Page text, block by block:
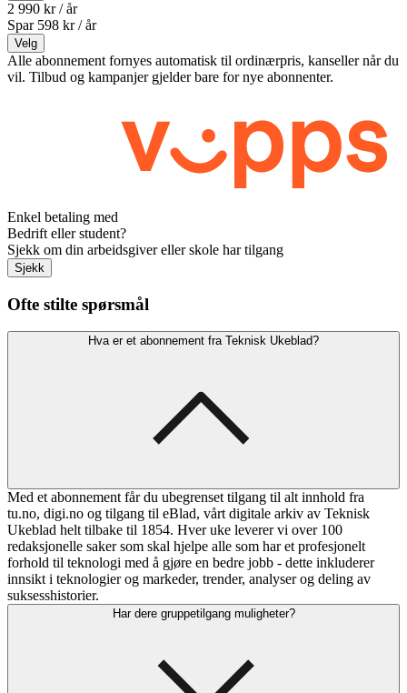
2 990 kr / år
Spar 598 kr /år
Velg
Alle abonnement fornyes automatisk til ordinærpris, kanseller når du
vil. Tilbud og kampanjer gjelder bare for nye abonnenter.
Enkel betaling med
Bedrift eller student?
Sjekk om din arbeidsgiver eller skole har tilgang
Sjekk
Ofte stilte spørsmål
Hva er et abonnement fra Teknisk Ukeblad?
Med et abonnement får du ubegrenset tilgang til alt innhold fra
tu.no, digi.no og tilgang til eBlad, vårt digitale arkiv av Teknisk
Ukeblad helt tilbake til 1854. Hver uke leverer vi over 100
redaksjonelle saker som skal hjelpe alle som har et profesjonelt
forhold til teknologi med å gjøre en bedre jobb - dette inkluderer
innsikt i teknologier og markeder, trender, analyser og deling av
suksesshistorier.
Har dere gruppetilgang muligheter?